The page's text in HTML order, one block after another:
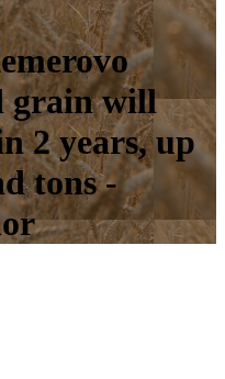
grain will
2 years, up
tons -